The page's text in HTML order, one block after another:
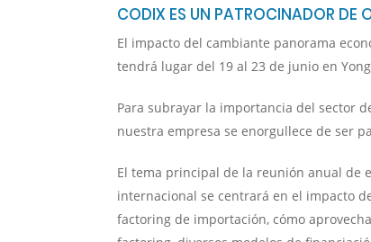
CODIX ES UN PATROCINADOR DE
El impacto del cambiante panorama
tendrá lugar del 19 al 23 de junio en
Para subrayar la importancia del sector
nuestra empresa se enorgullece de ser
El tema principal de la reunión anual de
internacional se centrará en el impacto
factoring de importación, cómo